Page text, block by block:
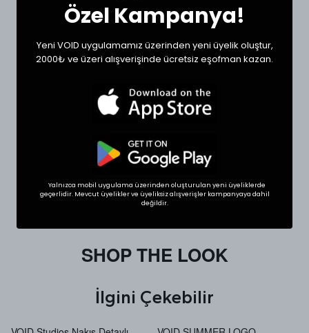
Large 69 67
XLarge 72 68
BEDEN SEÇİMİ İPUCU
Tekstil ürünlerinde beden seçimi modellere göre
dolabınızdaki beğendiğiniz bir ürünün ölçülerini alıp
sipariş oluşturabilirsiniz.
SHOP THE LOOK
İlgini Çekebilir
Özel Kampanya!
Yeni VOID uygulamamız üzerinden yeni üyelik oluştur,
2000₺ ve üzeri alışverişinde ücretsiz eşofman kazan.
Yalnızca mobil uygulama üzerinden oluşturulan yeni üyeliklerde
geçerlidir. Mevcut üyelikler ve üyeliksiz alışverişler kampanyaya dahil
değildir.